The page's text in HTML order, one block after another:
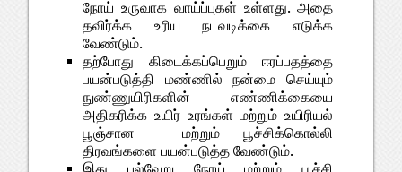
நோய் உருவாக வாய்ப்புகள் உள்ளது. அதை
தவிர்க்க உரிய நடவடிக்கை எடுக்க
வேண்டும்.
தற்போது கிடைக்கப்பெறும் ஈரப்பதத்தை
பயன்படுத்தி மண்ணில் நன்மை செய்யும்
நுண்ணுயிரிகளின் எண்ணிக்கையை
அதிகரிக்க உயிர் உரங்கள் மற்றும் உயிரியல்
பூஞ்சான மற்றும் பூச்சிக்கொல்லி
திரவங்களை பயன்படுத்த வேண்டும்.